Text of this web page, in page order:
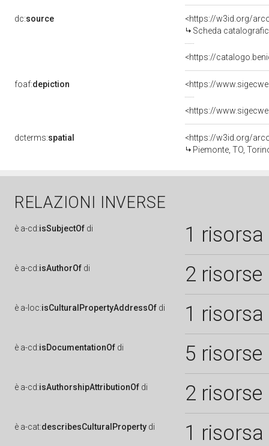
dc:source
<https://w3id.org/
Scheda
<https://
foaf:depiction <https://
<https://
dcterms:spatial
<https://w3id.org/
Piemonte, TO,
RELAZIONI INVERSE
è a-cd:isSubjectOf di 1 risorsa
è a-cd:isAuthorOf di 2 risorse
è a-loc:isCulturalPropertyAddressOf di 1 risorsa
è a-cd:isDocumentationOf di 5 risorse
è a-cd:isAuthorshipAttributionOf di 2 risorse
è a-cat:describesCulturalProperty di 1 risorsa